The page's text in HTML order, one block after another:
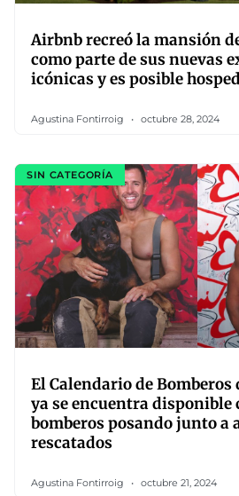
Airbnb recreó la mansión
como parte de sus nuevas
icónicas y es posible
Agustina Fontirroig octubre 28, 2024
SIN CATEGORÍA
El Calendario de Bomberos
ya se encuentra disponible
bomberos posando junto a
rescatados
Agustina Fontirroig octubre 21, 2024